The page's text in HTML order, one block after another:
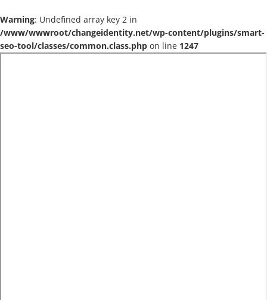
Warning: Undefined array key 2 in
/www/wwwroot/changeidentity.net/wp-content/plugins/smart-
seo-tool/classes/common.class.php on line 1247